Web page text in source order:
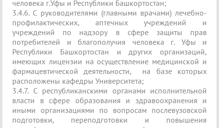
человека г.Уфы и Республики Башкортостан;
3.4.6. С руководителями (главными врачами) лечебно-
профилактических, аптечных учреждений и
учреждений по надзору в сфере защиты прав
потребителей и благополучия человека г. Уфы и
Республики Башкортостан и других организаций,
имеющих лицензии на осуществление медицинской и
фармацевтической деятельности, на базе которых
расположены кафедры Университета;
3.4.7. С республиканскими органами исполнительной
власти в сфере образования и здравоохранения и
иными организациями по вопросам послевузовской
подготовки, переподготовки и повышения